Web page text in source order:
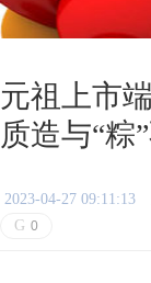
元祖上市
质造与“粽
2023-04-27 09:11:13
G 0